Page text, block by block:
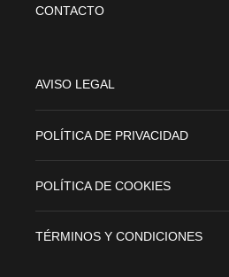
CONTACTO
AVISO LEGAL
POLÍTICA DE PRIVACIDAD
POLÍTICA DE COOKIES
TÉRMINOS Y CONDICIONES